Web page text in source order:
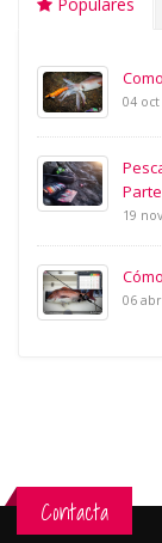
Populares
04 oct
19 nov
06 abr
Contacta